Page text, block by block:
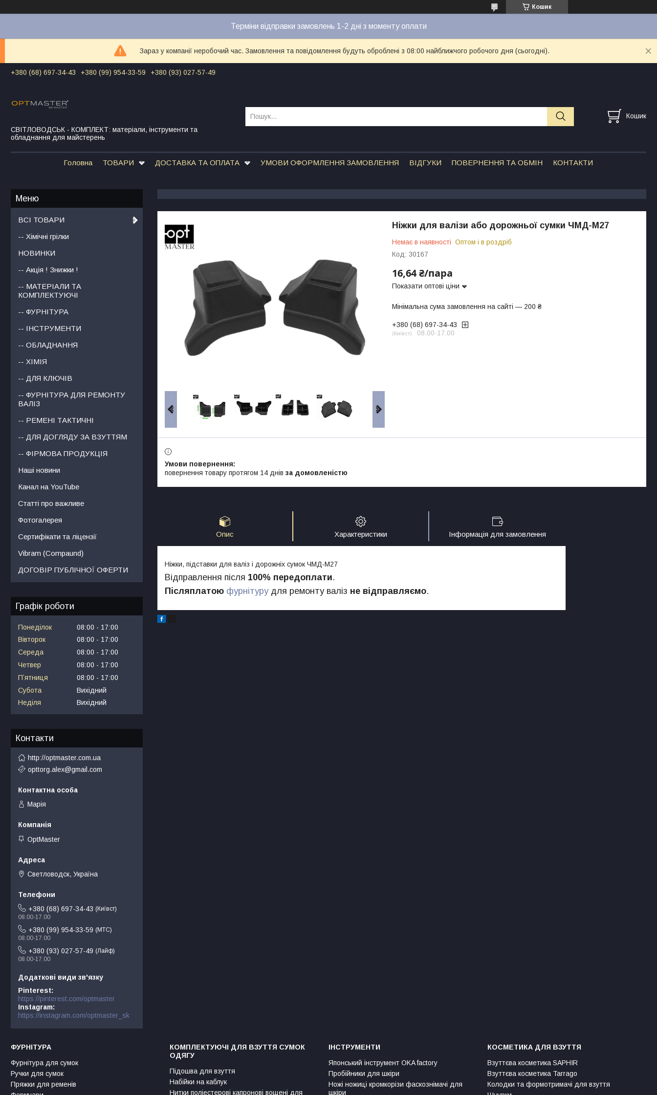
Кошик
Терміни відправки замовлень 1-2 дні з моменту оплати
Зараз у компанії неробочий час. Замовлення та повідомлення будуть оброблені з 08:00 найближчого робочого дня (сьогодні).
+380 (68) 697-34-43 +380 (99) 954-33-59 +380 (93) 027-57-49
СВІТЛОВОДСЬК - КОМПЛЕКТ: матеріали, інструменти та
обладнання для майстерень
Кошик
Головна ТОВАРИ ДОСТАВКА ТА ОПЛАТА УМОВИ ОФОРМЛЕННЯ ЗАМОВЛЕННЯ ВІДГУКИ ПОВЕРНЕННЯ ТА ОБМІН КОНТАКТИ
Ніжки для валізи або дорожньої сумки ЧМД-М27
Немає в наявності Оптом і в роздріб
Код: 30167
16,64 ₴/пара
Показати оптові ціни
Мінімальна сума замовлення на сайті — 200 ₴
+380 (68) 697-34-43
Київст 08.00-17.00
повернення товару протягом 14 днів за домовленістю
Опис Характеристики Інформація для замовлення
Ніжки, підставки для валіз і дорожніх сумок ЧМД-М27
Відправлення після 100% передоплати.
Післяплатою фурнітуру для ремонту валіз не відправляємо.
ВСІ ТОВАРИ
-- Хімічні грілки
НОВИНКИ
-- Акція ! Знижки !
-- МАТЕРІАЛИ ТА
КОМПЛЕКТУЮЧІ
-- ФУРНІТУРА
-- ІНСТРУМЕНТИ
-- ОБЛАДНАННЯ
-- ХІМІЯ
-- ДЛЯ КЛЮЧІВ
-- ФУРНІТУРА ДЛЯ РЕМОНТУ
ВАЛІЗ
-- РЕМЕНІ ТАКТИЧНІ
-- ДЛЯ ДОГЛЯДУ ЗА ВЗУТТЯМ
-- ФІРМОВА ПРОДУКЦІЯ
Наші новини
Канал на YouTube
Статті про важливе
Фотогалерея
Сертифікати та ліцензії
Vibram (Compaund)
ДОГОВІР ПУБЛІЧНОЇ ОФЕРТИ
Графік роботи
Понеділок 08:00
17:00
Вівторок
08:00
17:00
Середа
08:00
17:00
Четвер
08:00
17:00
Пʼятниця
08:00
17:00
Субота
Вихідний
Неділя
Вихідний
Контакти
http://optmaster.com.ua
opttorg.alex@gmail.com
Марія
OptMaster
Светловодск, Україна
+380 (68) 697-34-43
Київст
08.00-17.00
+380 (99) 954-33-59
МТС
08.00-17.00
+380 (93) 027-57-49
Лайф
08.00-17.00
Pinterest
https://pinterest.com/optmaster
Instagram
https://instagram.com/optmaster_sk
ФУРНІТУРА
Фурнітура для сумок
Ручки для сумок
Пряжки для ременів
КОМПЛЕКТУЮЧІ ДЛЯ ВЗУТТЯ СУМОК
ОДЯГУ
Підошва для взуття
Набійки на каблук
Нитки поліестерові капронові вощені для
ІНСТРУМЕНТИ
Японський інструмент OKA factory
Пробійники для шкіри
Ножі ножиці кромкорізи фаскознімачі для
шкіри
КОСМЕТИКА ДЛЯ ВЗУТТЯ
Взуттєва косметика SAPHIR
Взуттєва косметика Tarrago
Колодки та формотримачі для взуття